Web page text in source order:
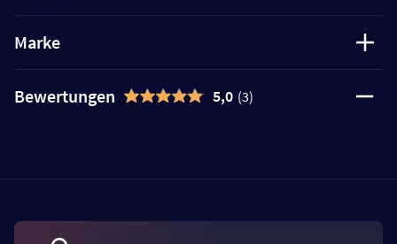
Marke
Bewertungen 5,0 (3)